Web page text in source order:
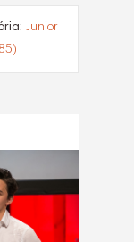
Junior